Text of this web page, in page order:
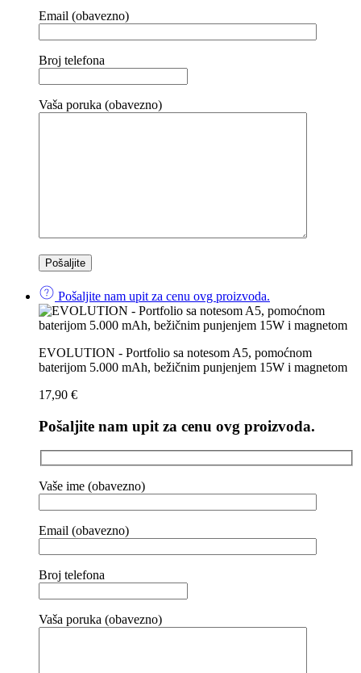
Email (obavezno)
Broj telefona
Vaša poruka (obavezno)
Pošaljite nam upit za cenu ovg proizvoda.
EVOLUTION - Portfolio sa notesom A5, pomoćnom
baterijom 5.000 mAh, bežičnim punjenjem 15W i magnetom
17,90 €
Pošaljite nam upit za cenu ovg proizvoda.
Vaše ime (obavezno)
Email (obavezno)
Broj telefona
Vaša poruka (obavezno)